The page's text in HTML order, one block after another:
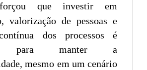
que investir em
valorização de pessoas e
dos processos é
para manter a
mesmo em um cenário